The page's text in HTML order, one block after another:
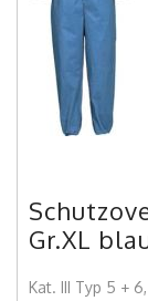
Gr.XL
Kat. III Typ 5 + 6,